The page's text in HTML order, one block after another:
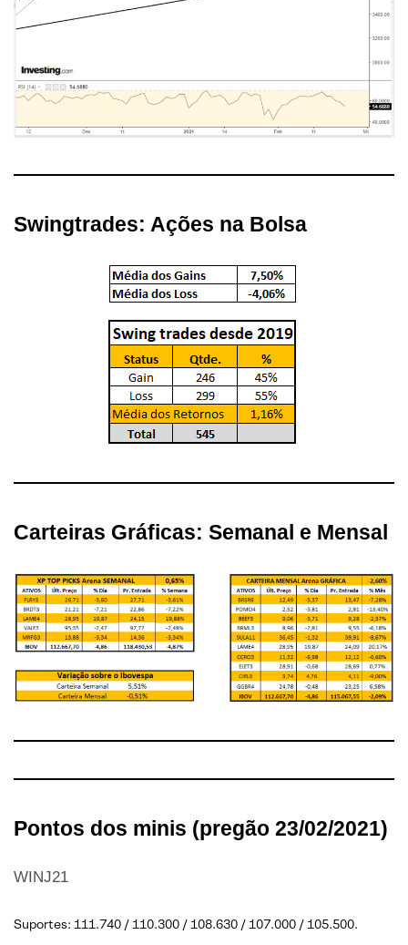
Swingtrades: Ações na Bolsa
Carteiras Gráficas: Semanal e Mensal
Pontos dos minis (pregão 23/02/2021)
WINJ21
Suportes: 111.740 / 110.300 / 108.630 / 107.000 / 105.500.